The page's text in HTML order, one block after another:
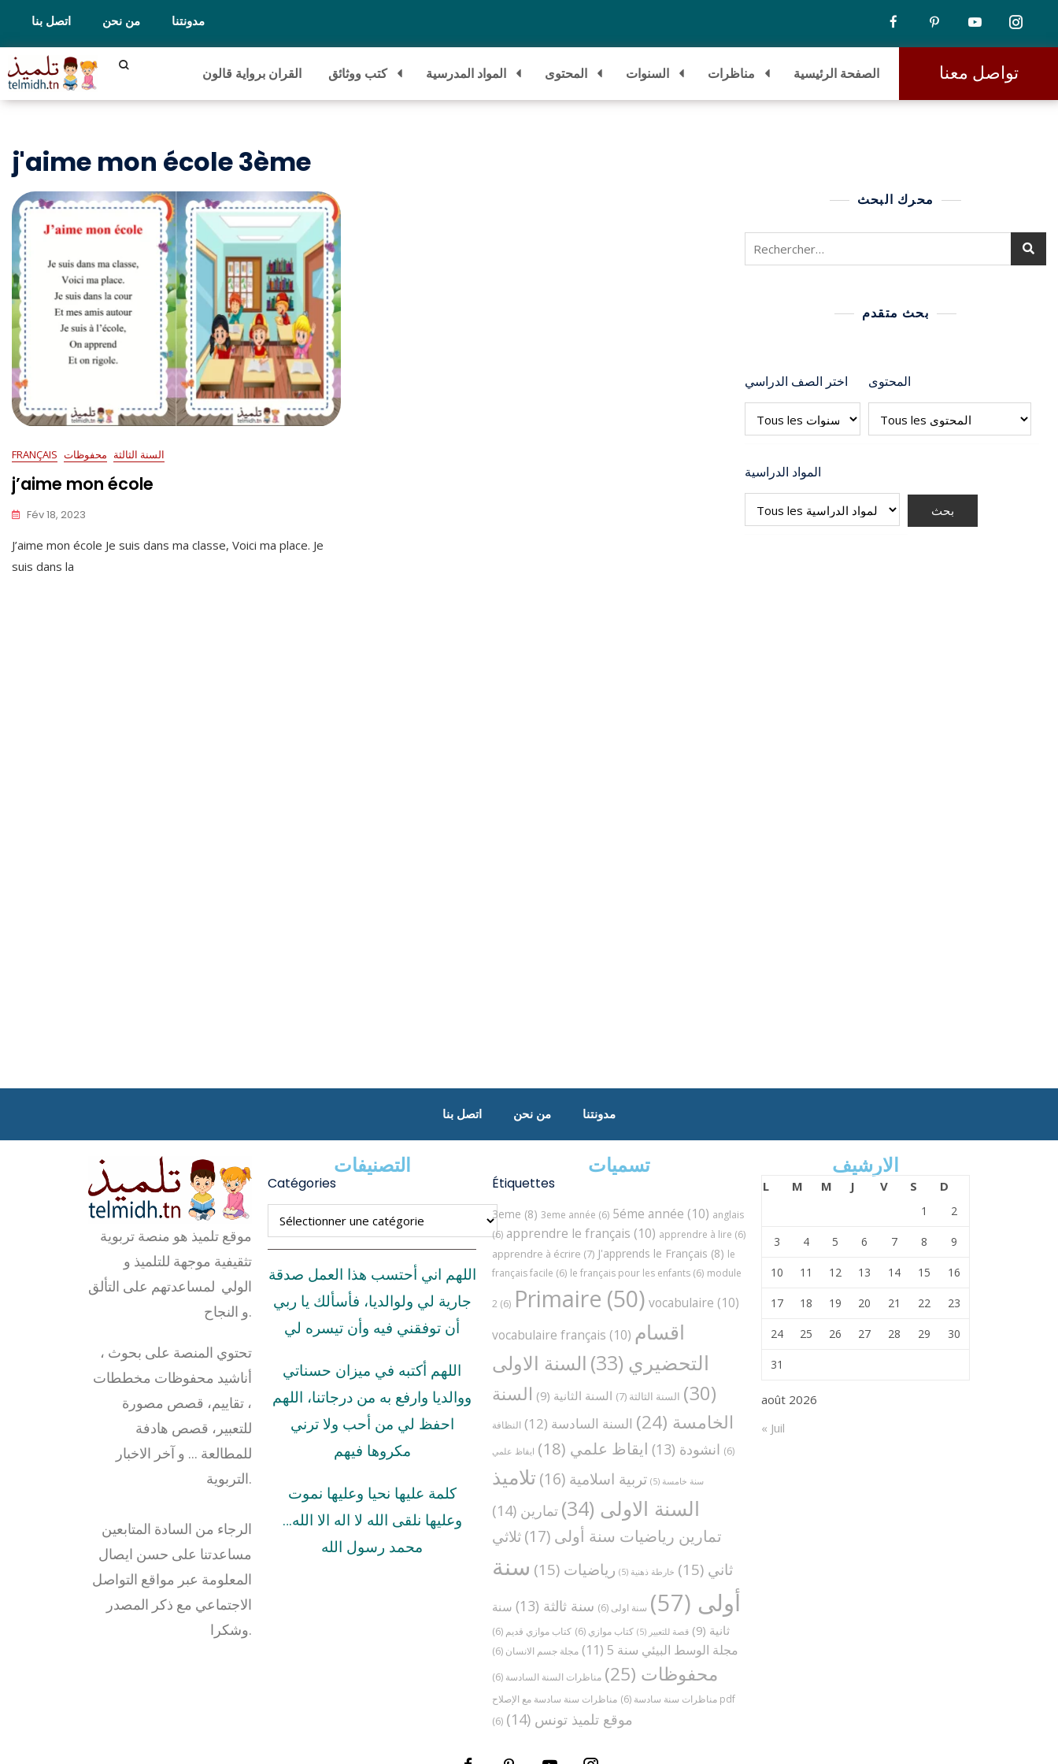
اتصل بنا من نحن مدونتنا
القران برواية قالون كتب ووثائق المواد المدرسية المحتوى السنوات مناظرات الصفحة الرئيسية تواصل معنا
j'aime mon école 3ème
FRANÇAIS السنة الثالثة محفوظات
j’aime mon école
Fév 18, 2023
J’aime mon école Je suis dans ma classe, Voici ma place. Je
suis dans la
محرك البحث
بحث متقدم
اختر الصف الدراسي المحتوى
المواد الدراسية
اتصل بنا من نحن مدونتنا
موقع تلميذ هو منصة تربوية
تثقيفية موجهة للتلميذ و
الولي لمساعدتهم على التألق
و النجاح.
تحتوي المنصة على بحوث ،
أناشيد محفوظات مخططات
، تقاييم، قصص مصورة
للتعبير، قصص هادفة
للمطالعة … و آخر الاخبار
التربوية.
الرجاء من السادة المتابعين
مساعدتنا على حسن ايصال
المعلومة عبر مواقع التواصل
الاجتماعي مع ذكر المصدر
وشكرا.
التصنيفات
Catégories
اللهم اني أحتسب هذا العمل صدقة
جارية لي ولوالديا، فأسألك يا ربي
أن توفقني فيه وأن تيسره لي
اللهم أكتبه في ميزان حسناتي
ووالديا وارفع به من درجاتنا، اللهم
احفظ لي من أحب ولا ترني
مكروها فيهم
كلمة عليها نحيا وعليها نموت
وعليها نلقى الله لا اله الا الله…
محمد رسول الله
تسميات
Étiquettes
3eme (8) 3eme année (6) 5éme année (10) anglais
(6) apprendre le français (10) apprendre à lire (6)
apprendre à écrire (7) J'apprends le Français (8) le
français facile (6) le français pour les enfants (6) module
2 (6) Primaire (50) vocabulaire (10)
vocabulaire français (10) اقسام
التحضيري (33)
السنة الاولى
(30)
السنة الثالثة (7) السنة الثانية (9)
السنة
الخامسة (24) السنة السادسة (12)
النظافة
(6)
انشودة (13) ايقاظ علمي (18) ايقاظ علمي
سنة خامسة (5) تربية اسلامية (16)
تلاميذ
السنة الاولى (34) تمارين (14)
تمارين رياضيات سنة أولى (17)
ثلاثي
ثاني (15) خارطة ذهنية (5) رياضيات (15)
سنة
أولى (57) سنة اولى (6) سنة ثالثة (13)
سنة
ثانية (9) قصة للتعبير (5) كتاب موازي (6) كتاب موازي قديم (6)
مجلة الوسط البيئي سنة 5 (11) مجلة جسم الانسان (6)
محفوظات (25) مناظرات السنة السادسة (6)
مناظرات سنة سادسة (6)
مناظرات سنة سادسة مع الإصلاح pdf
(6)
موقع تلميذ تونس (14)
الارشيف
août 2026
L M M J V S D
1 2
3 4 5 6 7 8 9
10 11 12 13 14 15 16
17 18 19 20 21 22 23
24 25 26 27 28 29 30
31
« Juil